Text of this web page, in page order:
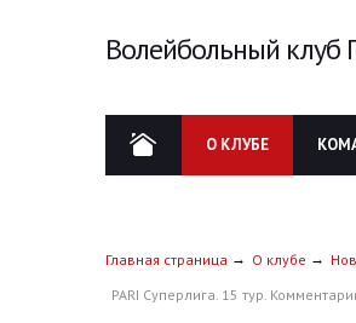
Волейбольный клуб
О КЛУБЕ
Главная страница О клубе
PARI Суперлига. 15 тур.